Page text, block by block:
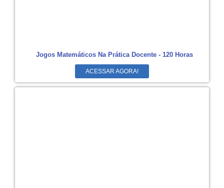
Jogos Matemáticos Na Prática Docente - 120 Horas
ACESSAR AGORA!